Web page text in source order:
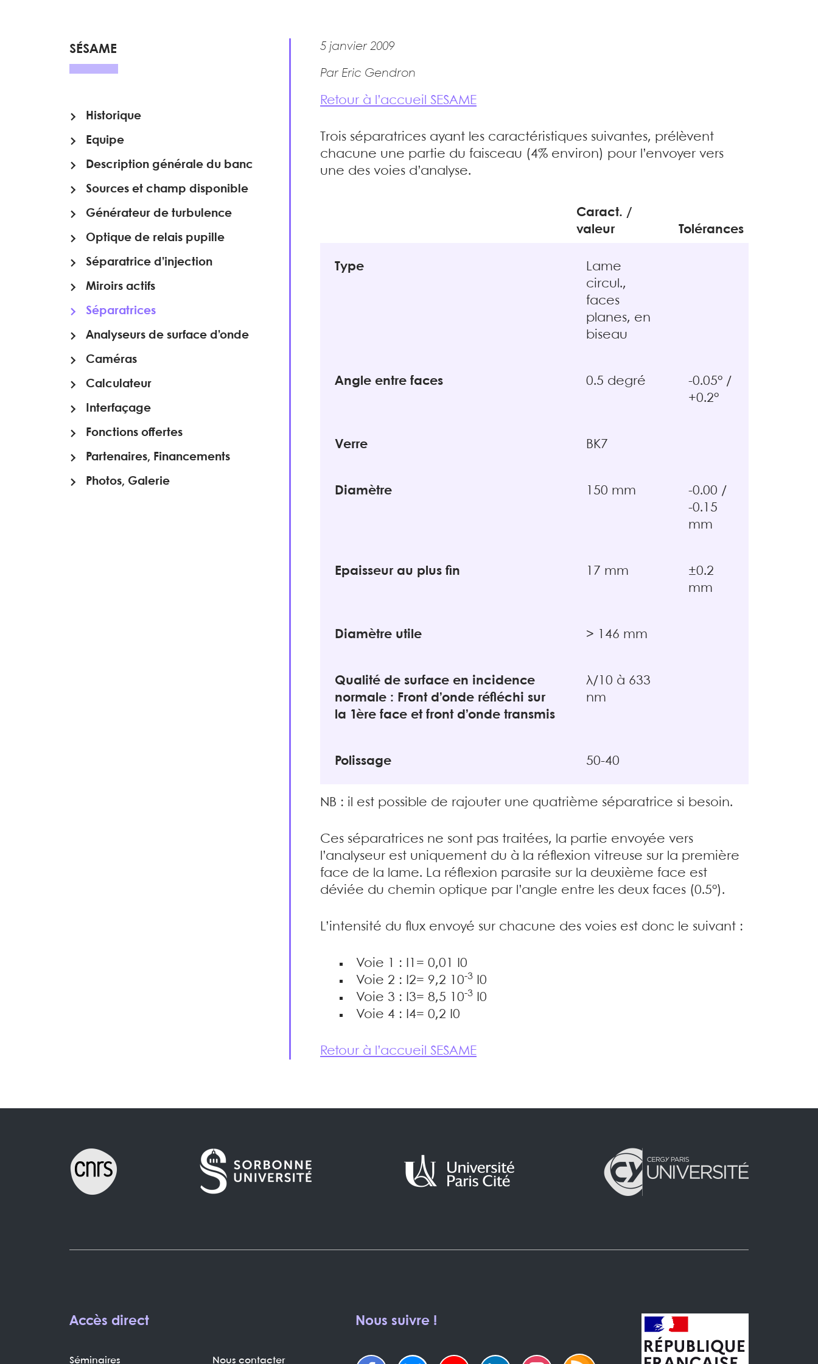
5 janvier 2009
Par Eric Gendron
Retour à l’accueil SESAME
Trois séparatrices ayant les caractéristiques suivantes, prélèvent
chacune une partie du faisceau (4% environ) pour l’envoyer vers
une des voies d’analyse.
Caract. /
valeur
Tolérances
Type
Lame
circul.,
faces
planes, en
biseau
Angle entre faces 0.5 degré
-0.05° /
+0.2°
Verre BK7
Diamètre 150 mm
-0.00 /
-0.15
mm
Epaisseur au plus fin 17 mm
±0.2
mm
Diamètre utile > 146 mm
Qualité de surface en incidence
normale : Front d’onde réfléchi sur
la 1ère face et front d’onde transmis
λ/10 à 633
nm
Polissage 50-40
NB : il est possible de rajouter une quatrième séparatrice si besoin.
Ces séparatrices ne sont pas traitées, la partie envoyée vers
l’analyseur est uniquement du à la réflexion vitreuse sur la première
face de la lame. La réflexion parasite sur la deuxième face est
déviée du chemin optique par l’angle entre les deux faces (0.5°).
L’intensité du flux envoyé sur chacune des voies est donc le suivant :
Voie 1 : I1= 0,01 I0
Voie 2 : I2= 9,2 10-3I0
Voie 3 : I3= 8,5 10-3I0
Voie 4 : I4= 0,2 I0
Retour à l’accueil SESAME
SÉSAME
Historique
Equipe
Description générale du banc
Sources et champ disponible
Générateur de turbulence
Optique de relais pupille
Séparatrice d’injection
Miroirs actifs
Séparatrices
Analyseurs de surface d’onde
Caméras
Calculateur
Interfaçage
Fonctions offertes
Partenaires, Financements
Photos, Galerie
Accès direct
Séminaires Nous contacter
Nous suivre !